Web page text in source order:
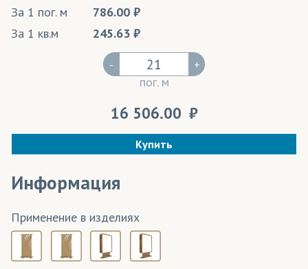
За 1 пог. м
786.00
За 1 кв.м
245.63
-
пог. м
+
16 506.00
Купить
Информация
Применение в изделиях